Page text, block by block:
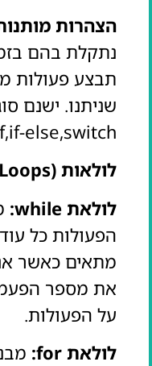
הצהרות
נתקלת בהם
תבצע פעולות
שניתנו. ישנם
else,switch.
לולאות (Loops):
לולאת while:
הפעולות כל
מתאים כאשר
את מספר
על הפעולות.
לולאת for: